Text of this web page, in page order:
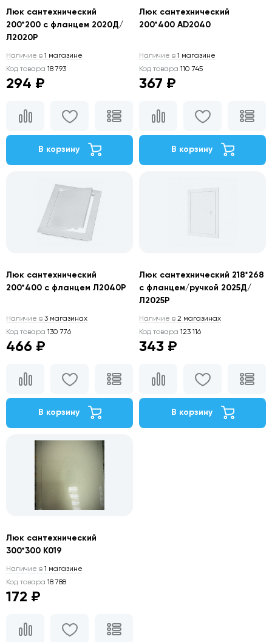
Люк сантехнический
200*200 с фланцем 2020Д/
Л2020Р
Наличие в 1 магазине
Код товара 18 793
294 ₽
В корзину
Люк сантехнический
200*400 AD2040
Наличие в 1 магазине
Код товара 110 745
367 ₽
В корзину
Люк сантехнический
200*400 с фланцем Л2040Р
Наличие в 3 магазинах
Код товара 130 776
466 ₽
В корзину
Люк сантехнический 218*268
с фланцем/ручкой 2025Д/
Л2025Р
Наличие в 2 магазинах
Код товара 123 116
343 ₽
В корзину
Люк сантехнический
300*300 К019
Наличие в 1 магазине
Код товара 18 788
172 ₽